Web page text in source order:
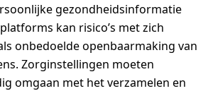
gezondheidsinformatie
kan risico’s met zich
onbedoelde openbaarmaking van
Zorginstellingen moeten
omgaan met het verzamelen en